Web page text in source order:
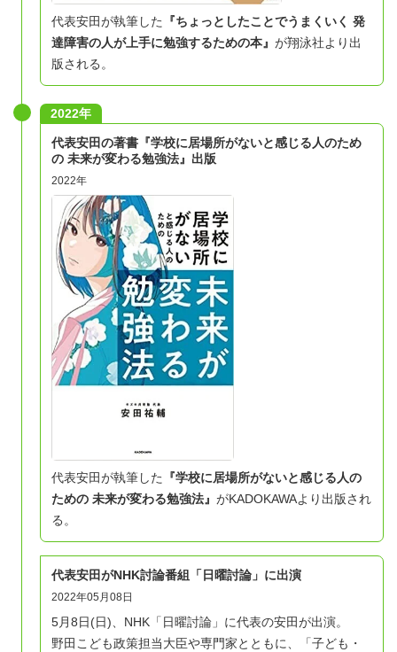
代表安田が執筆した 『ちょっとしたことでうまくいく 発
達障害の人が上手に勉強するための本』 が翔泳社より出
版される。
2022年
代表安田の著書『学校に居場所がないと感じる人のため
の 未来が変わる勉強法』出版
2022年
代表安田が執筆した
『学校に居場所がないと感じる人の
ための 未来が変わる勉強法』 がKADOKAWAより出版され
る。
代表安田がNHK討論番組「日曜討論」に出演
2022年05月08日
5月8日(日)、NHK「日曜討論」に代表の安田が出演。
野田こども政策担当大臣や専門家とともに、「子ども・